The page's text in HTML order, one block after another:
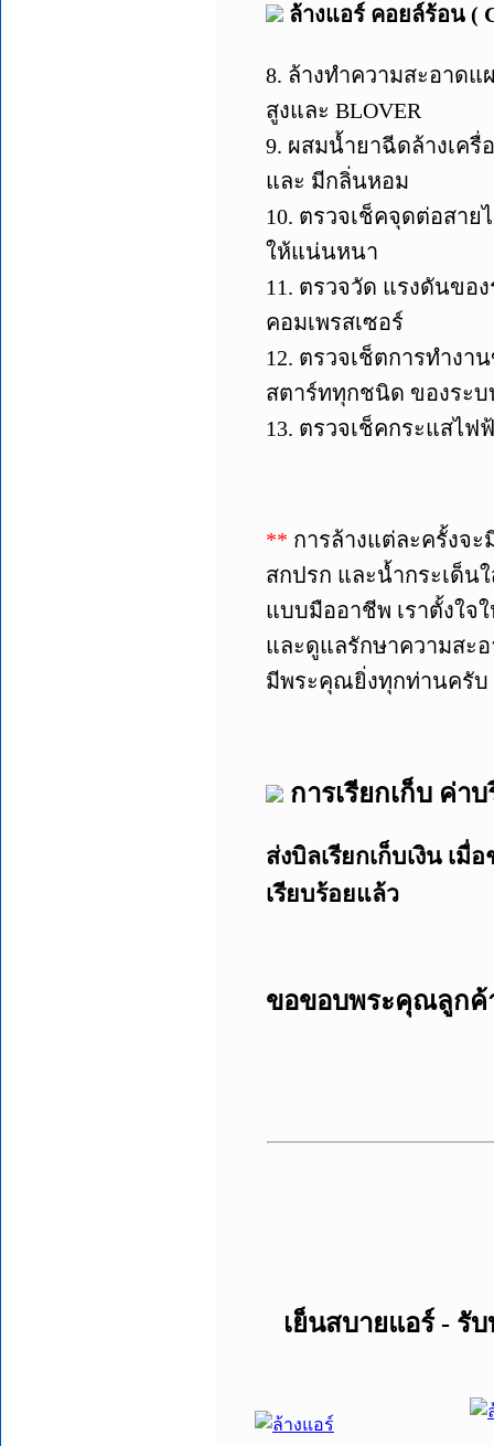
ล้างแอร์ คอยล์ร้อน (
8. ล้างทำความสะอาด
สูงและ BLOVER
9. ผสมน้ำยาฉีดล้างเครื่
และ มีกลิ่นหอม
10. ตรวจเช็คจุดต่อสา
ให้แน่นหนา
11. ตรวจวัด แรงดันขอ
คอมเพรสเซอร์
12. ตรวจเช็ตการทำง
สตาร์ททุกชนิด ของระบ
13. ตรวจเช็คกระแสไฟ
** การล้างแต่ละครั้งจ
สกปรก และน้ำกระเด็น
แบบมืออาชีพ เราตั้งใ
และดูแลรักษาความสะ
มีพระคุณยิ่งทุกท่านครับ
การเรียกเก็บ ค่า
ส่งบิลเรียกเก็บเงิน เมื่
เรียบร้อยแล้ว
ขอขอบพระคุณลูกค้
เย็นสบายแอร์ - รั